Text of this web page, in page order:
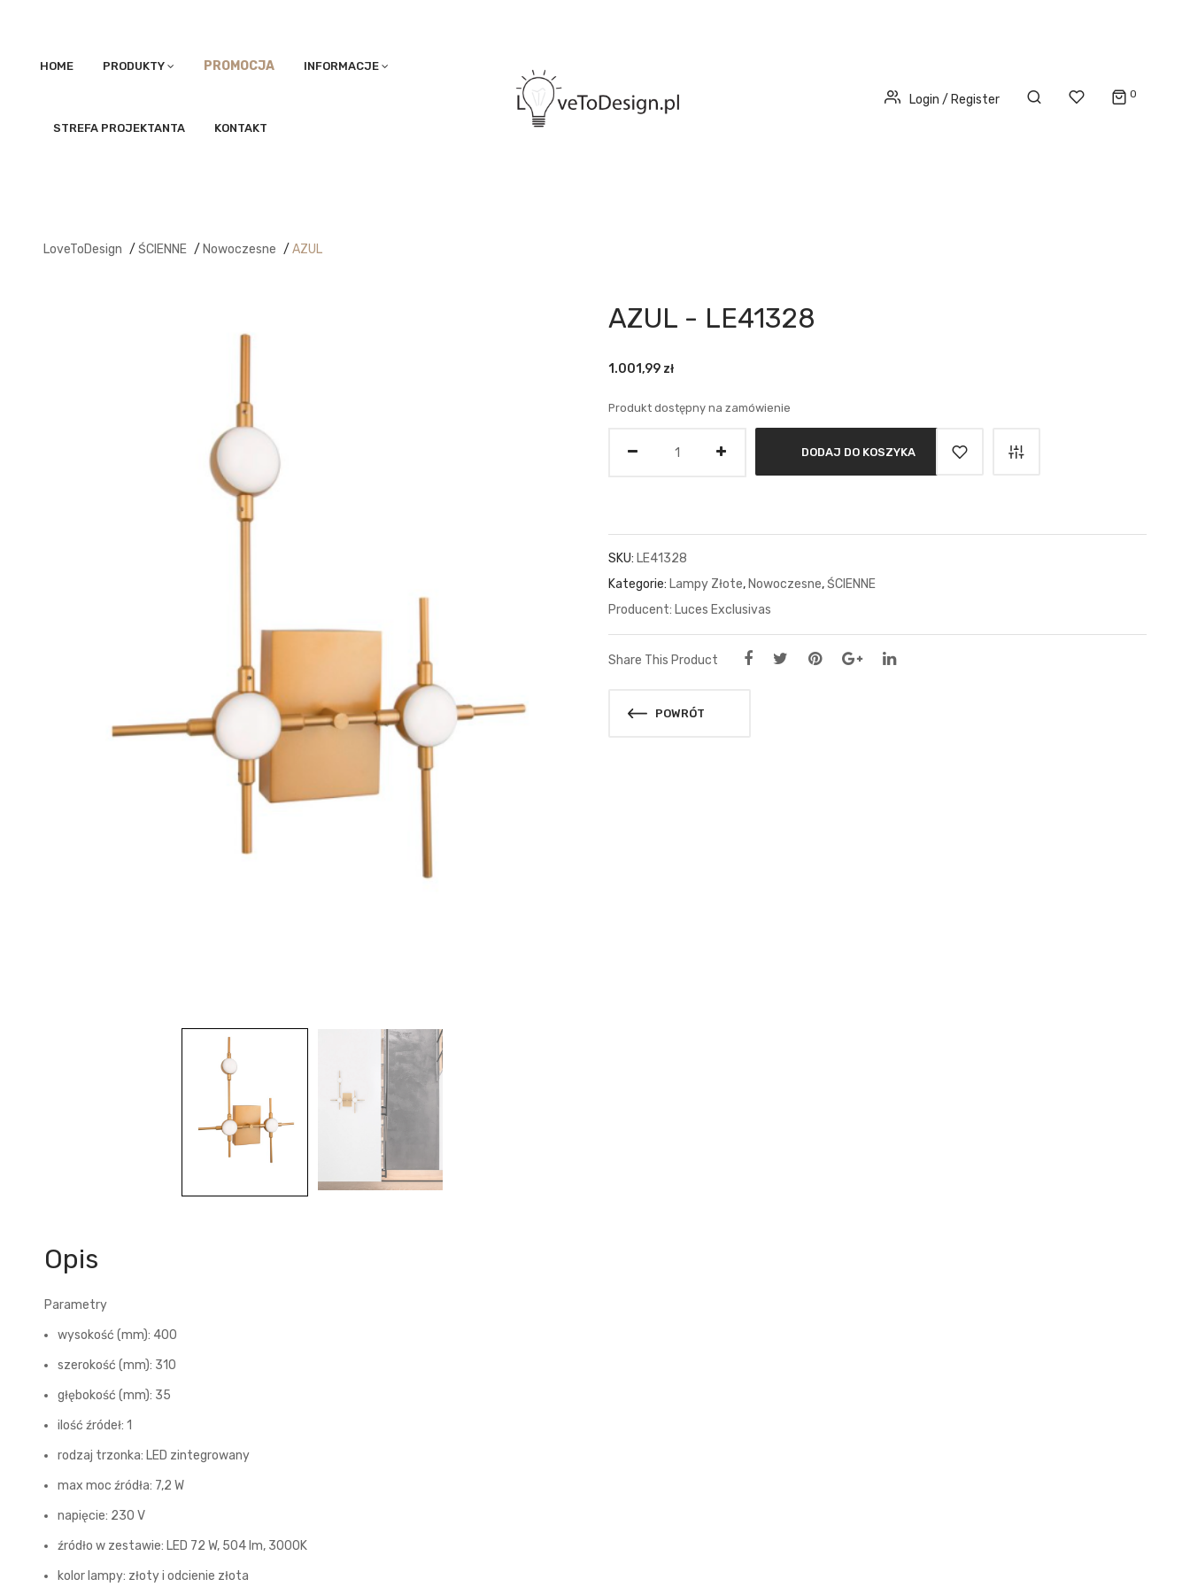
HOME PRODUKTY PROMOCJA INFORMACJE
STREFA PROJEKTANTA KONTAKT
Login / Register 0
LoveToDesign / ŚCIENNE / Nowoczesne / AZUL
AZUL - LE41328
1.001,99 zł
Produkt dostępny na zamówienie
DODAJ DO KOSZYKA
SKU: LE41328
Kategorie: Lampy Złote, Nowoczesne,ŚCIENNE
Luces Exclusivas
Share This Product
POWRÓT
Opis
Parametry
wysokość (mm): 400
szerokość (mm): 310
głębokość (mm): 35
ilość źródeł: 1
rodzaj trzonka: LED zintegrowany
max moc źródła: 7,2 W
napięcie: 230 V
źródło w zestawie: LED 72 W, 504 lm, 3000K
kolor lampy: złoty i odcienie złota